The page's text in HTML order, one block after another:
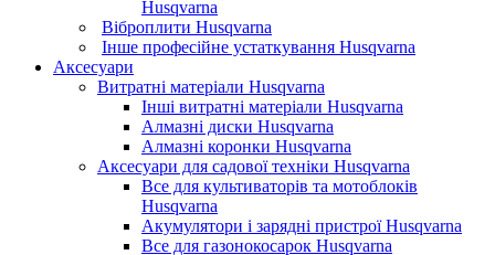
Husqvarna
Віброплити Husqvarna
Інше професійне устаткування Husqvarna
Аксесуари
Витратні матеріали Husqvarna
Інші витратні матеріали Husqvarna
Алмазні диски Husqvarna
Алмазні коронки Husqvarna
Аксесуари для садової техніки Husqvarna
Все для культиваторів та мотоблоків
Husqvarna
Акумулятори і зарядні пристрої Husqvarna
Все для газонокосарок Husqvarna